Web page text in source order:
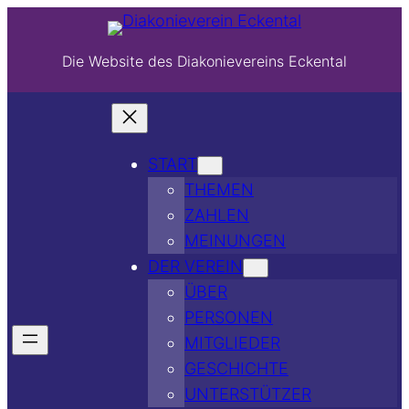
Die Website des Diakonievereins Eckental
START
THEMEN
ZAHLEN
MEINUNGEN
DER VEREIN
ÜBER
PERSONEN
MITGLIEDER
GESCHICHTE
UNTERSTÜTZER